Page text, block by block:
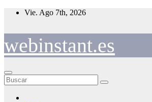
Saltar
Vie. Ago 7th, 2026
webinstant.es